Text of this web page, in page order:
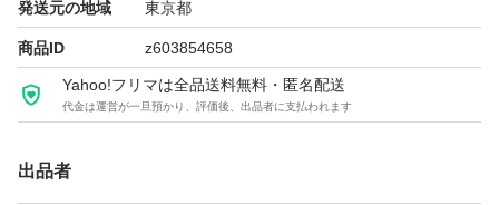
■皮膚科医のテスト済み
ゾーリゾーリと剃りまくって下さい！
ヾ(⌒(_*・ω・)_ 毛を刈られたの羊のように！
☆梱包、配送に関しまして
発送元の地域 東京都
商品ID z603854658
Yahoo!フリマは全品送料無料・匿名配送
代金は運営が一旦預かり、評価後、出品者に支払われます
出品者